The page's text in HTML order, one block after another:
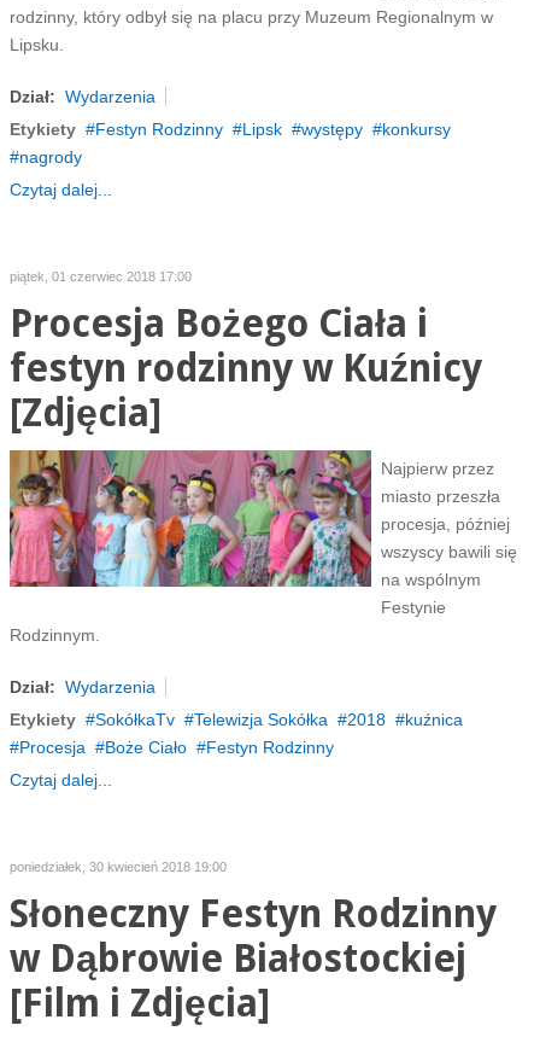
rodzinny, który odbył się na placu przy Muzeum Regionalnym w
Lipsku.
Dział: Wydarzenia
Etykiety
Festyn Rodzinny Lipsk występy
konkursy
nagrody
Czytaj dalej...
piątek, 01 czerwiec 2018 17:00
Procesja Bożego Ciała i
festyn rodzinny w Kuźnicy
[Zdjęcia]
Najpierw przez
miasto przeszła
procesja, później
wszyscy bawili się
na wspólnym
Festynie
Rodzinnym.
Dział: Wydarzenia
Etykiety
SokółkaTv Telewizja Sokółka 2018
kuźnica
Procesja
Boże Ciało
Festyn Rodzinny
Czytaj dalej...
poniedziałek, 30 kwiecień 2018 19:00
Słoneczny Festyn Rodzinny
w Dąbrowie Białostockiej
[Film i Zdjęcia]